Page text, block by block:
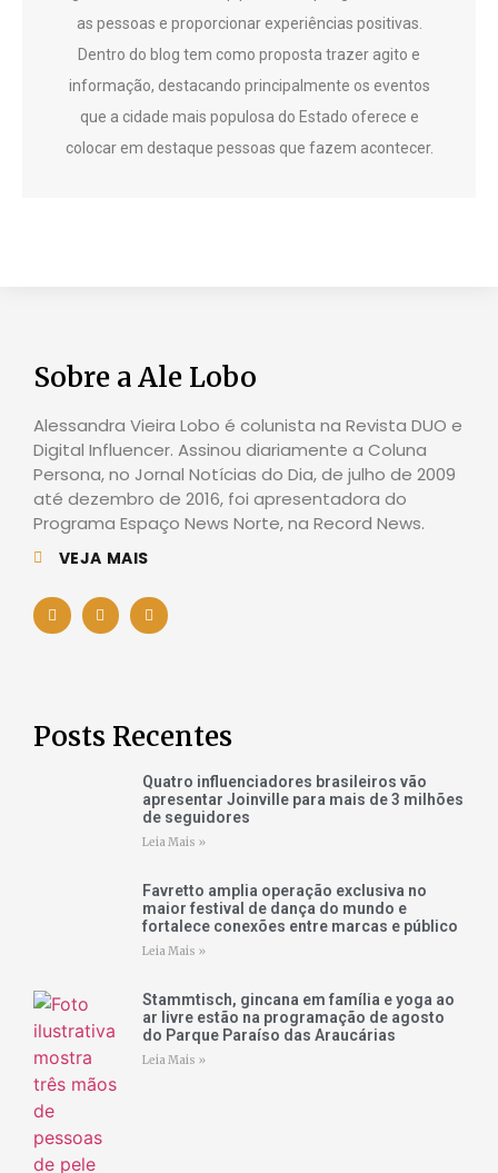
as pessoas e proporcionar experiências positivas.
Dentro do blog tem como proposta trazer agito e
informação, destacando principalmente os eventos
que a cidade mais populosa do Estado oferece e
colocar em destaque pessoas que fazem acontecer.
Sobre a Ale Lobo
Alessandra Vieira Lobo é colunista na Revista DUO e
Digital Influencer. Assinou diariamente a Coluna
Persona, no Jornal Notícias do Dia, de julho de 2009
até dezembro de 2016, foi apresentadora do
Programa Espaço News Norte, na Record News.
VEJA MAIS
Posts Recentes
Quatro influenciadores brasileiros vão
apresentar Joinville para mais de 3 milhões
de seguidores
Leia Mais »
Favretto amplia operação exclusiva no
maior festival de dança do mundo e
fortalece conexões entre marcas e público
Leia Mais »
Stammtisch, gincana em família e yoga ao
ar livre estão na programação de agosto
do Parque Paraíso das Araucárias
Leia Mais »